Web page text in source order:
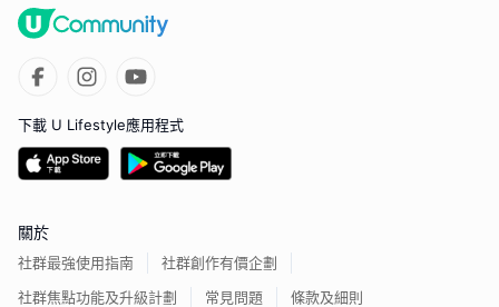
下載 U Lifestyle應用程式
關於
社群最強使用指南
社群創作有價企劃
社群焦點功能及升級計劃
常見問題 條款及細則